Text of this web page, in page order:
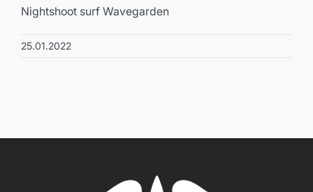
Nightshoot surf Wavegarden
25.01.2022